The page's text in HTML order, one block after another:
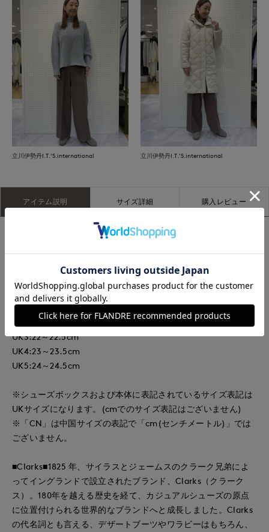
立川伊勢丹I.T.'S.international 立川伊勢丹I.T.'S.international
アイテム説明 サイズ詳細 購入レビュー
クラークスの定番「ワラビー」が、シルエットはそのままに、
柔らかいスエードのアッパーに、ワラビーのアイコンでもある
クレープソールの外観を保ちつつグリップ力と耐久性に優れた
ラバー製のアウトソールを採用。高いクッション性のフッドベ
ッドで快適な履き心地です。
UK3:22～22.5cm
UK4:23～23.5cm
UK5:24～24.5cm
※シューズボックスおよび本体に表記されているサイズ表記は
UKサイズになります。(cmでのサイズ表記はございません)
※「CN」は中国サイズの表記で「cm(センチメートル)」では
ございません。
■Clarks■1825 年、サイラスとジェームスのクラーク兄弟によ
ってイングランドで設立されたブランド、Clarks（クラーク
ス）。180年を越える歴史を経て、カジュアルシューズの原点
に位置付けられる世界的なブランドへと成長しました。Clarks
の代名詞とも言える、デザートブーツやワラビーはもちろん、